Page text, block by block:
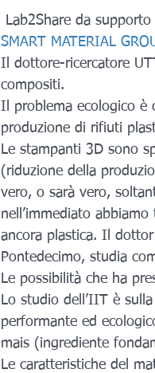
Lab2Share da
SMART MATERIAL
Il dottore-ricercatore
compositi.
Il problema ecologico è
produzione di rifiuti
Le stampanti 3D sono
(riduzione della
vero, o sarà vero,
nell’immediato
ancora plastica. Il
Pontedecimo, studia
Le possibilità che ha
Lo studio dell’IIT è
performante ed
mais (ingrediente
Le caratteristiche del